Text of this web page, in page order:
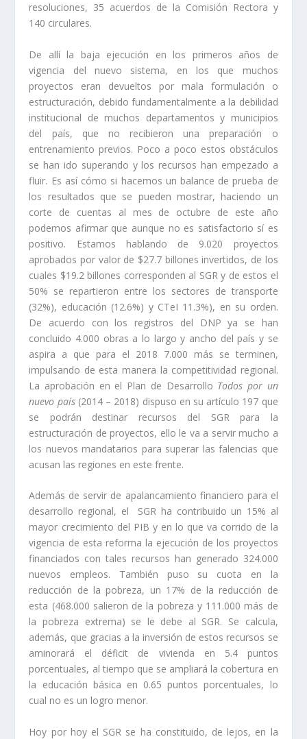
resoluciones, 35 acuerdos de la Comisión Rectora y
140 circulares.
De allí la baja ejecución en los primeros años de
vigencia del nuevo sistema, en los que muchos
proyectos eran devueltos por mala formulación o
estructuración, debido fundamentalmente a la debilidad
institucional de muchos departamentos y municipios
del país, que no recibieron una preparación o
entrenamiento previos. Poco a poco estos obstáculos
se han ido superando y los recursos han empezado a
fluir. Es así cómo si hacemos un balance de prueba de
los resultados que se pueden mostrar, haciendo un
corte de cuentas al mes de octubre de este año
podemos afirmar que aunque no es satisfactorio sí es
positivo. Estamos hablando de 9.020 proyectos
aprobados por valor de $27.7 billones invertidos, de los
cuales $19.2 billones corresponden al SGR y de estos el
50% se repartieron entre los sectores de transporte
(32%), educación (12.6%) y CTeI 11.3%), en su orden.
De acuerdo con los registros del DNP ya se han
concluido 4.000 obras a lo largo y ancho del país y se
aspira a que para el 2018 7.000 más se terminen,
impulsando de esta manera la competitividad regional.
La aprobación en el Plan de Desarrollo Todos por un
nuevo país(2014 – 2018) dispuso en su artículo 197 que
se podrán destinar recursos del SGR para la
estructuración de proyectos, ello le va a servir mucho a
los nuevos mandatarios para superar las falencias que
acusan las regiones en este frente.
Además de servir de apalancamiento financiero para el
desarrollo regional, el SGR ha contribuido un 15% al
mayor crecimiento del PIB y en lo que va corrido de la
vigencia de esta reforma la ejecución de los proyectos
financiados con tales recursos han generado 324.000
nuevos empleos. También puso su cuota en la
reducción de la pobreza, un 17% de la reducción de
esta (468.000 salieron de la pobreza y 111.000 más de
la pobreza extrema) se le debe al SGR. Se calcula,
además, que gracias a la inversión de estos recursos se
aminorará el déficit de vivienda en 5.4 puntos
porcentuales, al tiempo que se ampliará la cobertura en
la educación básica en 0.65 puntos porcentuales, lo
cual no es un logro menor.
Hoy por hoy el SGR se ha constituido, de lejos, en la